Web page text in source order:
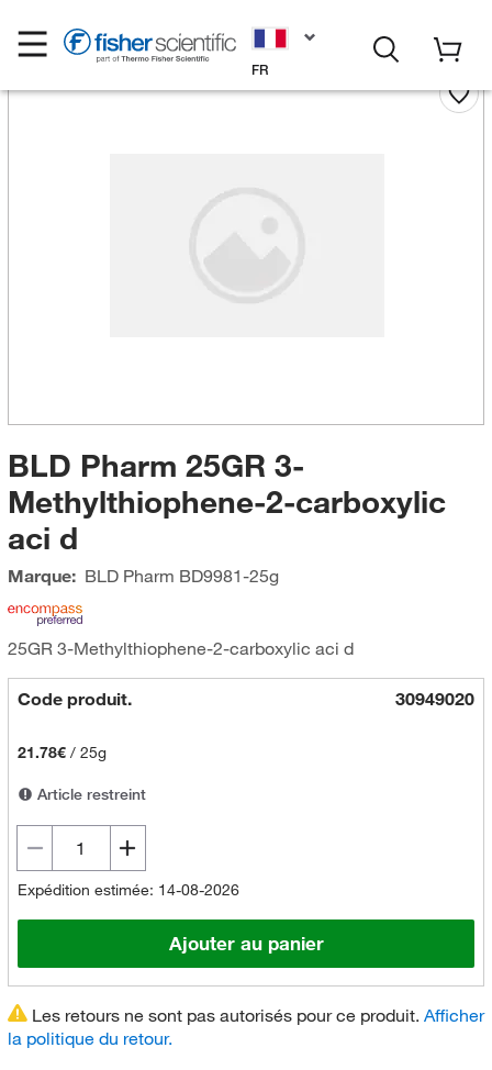
FR
BLD Pharm 25GR 3-
Methylthiophene-2-carboxylic
aci d
Marque: BLD Pharm BD9981-25g
25GR 3-Methylthiophene-2-carboxylic aci d
Code produit. 30949020
21.78€/ 25g
Article restreint
Expédition estimée: 14-08-2026
Ajouter au panier
Les retours ne sont pas autorisés pour ce produit. Afficher
la politique du retour.